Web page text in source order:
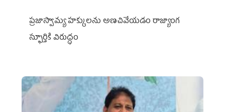
ప్రజాస్వామ్య హక్కులను అణచివేయడం రాజ్యాంగ
స్ఫూర్తికి విరుద్ధం